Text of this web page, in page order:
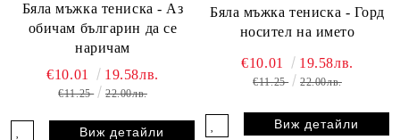
Бяла мъжка тениска - Аз
обичам българин да се
наричам
€10.01 19.58лв.
€11.25 22.00лв.
Виж детайли
Бяла мъжка тениска - Горд
носител на името
€10.01 19.58лв.
€11.25 22.00лв.
Виж детайли